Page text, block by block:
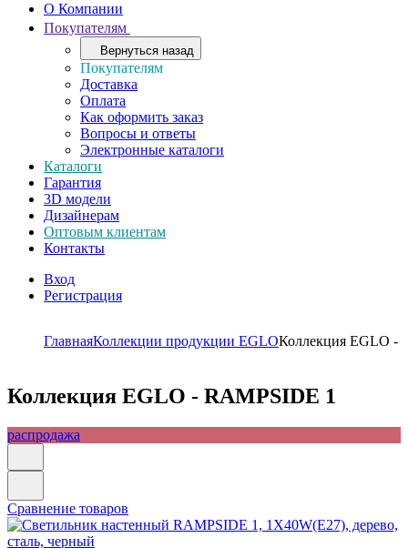
О Компании
Покупателям
Вернуться назад
Покупателям
Доставка
Оплата
Как оформить заказ
Вопросы и ответы
Электронные каталоги
Каталоги
Гарантия
3D модели
Дизайнерам
Оптовым клиентам
Контакты
Вход
Регистрация
ГлавнаяКоллекции продукции EGLOКоллекция EGLO -
Коллекция EGLO - RAMPSIDE 1
распродажа
Сравнение товаров